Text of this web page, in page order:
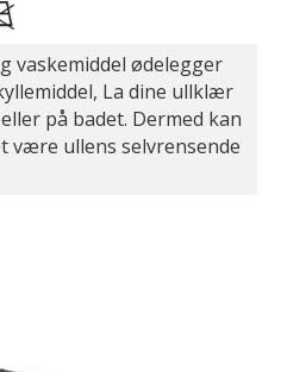
vaskemiddel ødelegger
La dine ullklær
på badet. Dermed kan
være ullens selvrensende